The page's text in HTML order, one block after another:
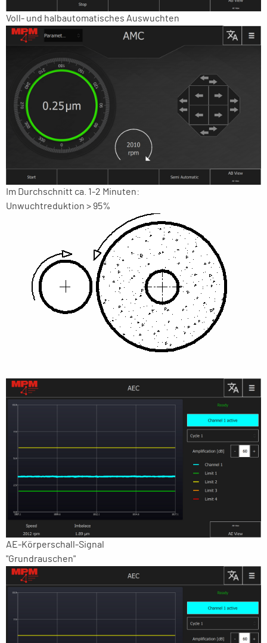
Voll- und halbautomatisches Auswuchten
Im Durchschnitt ca. 1-2 Minuten:
Unwuchtreduktion > 95%
AE-Körperschall-Signal
"Grundrauschen"